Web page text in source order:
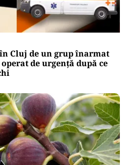
Cluj de un grup înarmat
de urgență după ce